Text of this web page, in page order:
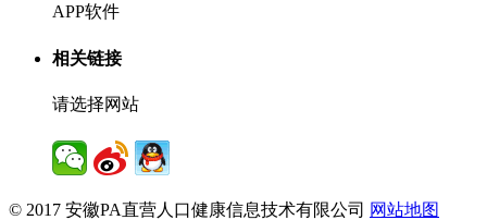
APP软件
相关链接
请选择网站
© 2017 安徽PA直营人口健康信息技术有限公司 网站地图